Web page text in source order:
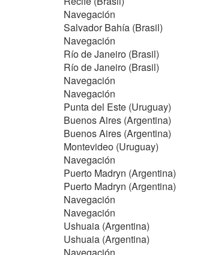
Navegación
Salvador Bahía (Brasil)
Navegación
Río de Janeiro (Brasil)
Río de Janeiro (Brasil)
Navegación
Navegación
Punta del Este (Uruguay)
Buenos Aires (Argentina)
Buenos Aires (Argentina)
Montevideo (Uruguay)
Navegación
Puerto Madryn (Argentina)
Puerto Madryn (Argentina)
Navegación
Navegación
Ushuaia (Argentina)
Ushuaia (Argentina)